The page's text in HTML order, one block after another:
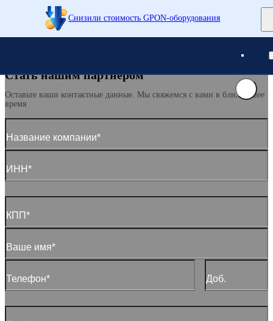
Понятно
Стать нашим партнером
Оставьте ваши контактные данные. Мы свяжемся с вами в ближайшее
время
Снизили стоимость GPON-оборудования